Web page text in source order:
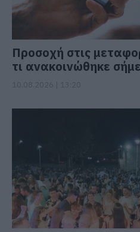
Προσοχή στις
τι ανακοινώθηκε